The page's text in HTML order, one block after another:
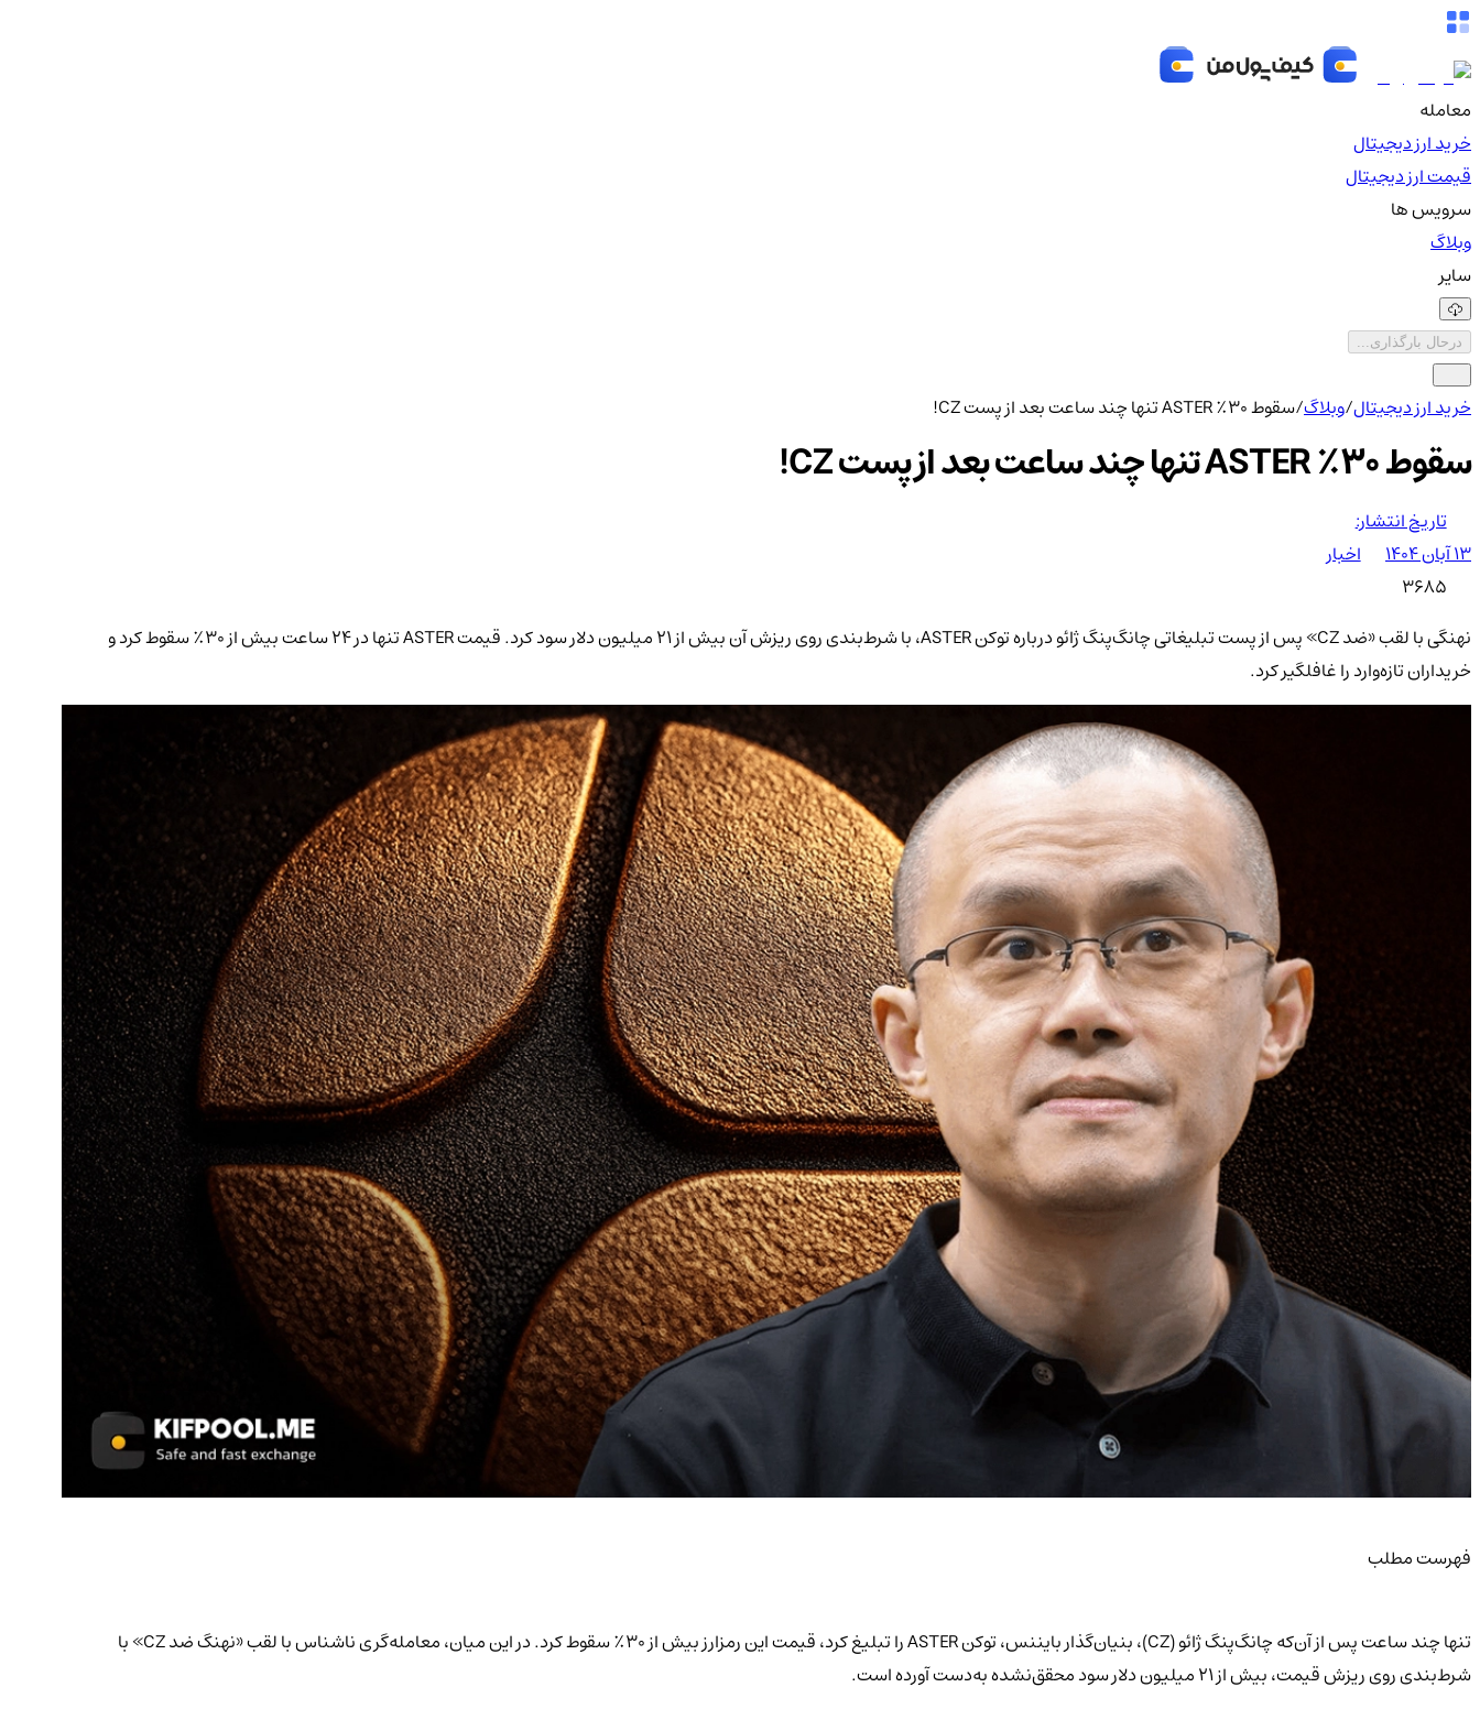
معامله
خرید ارز دیجیتال
قیمت ارز دیجیتال
سرویس ها
وبلاگ
سایر
درحال بارگذاری...
خرید ارز دیجیتال/وبلاگ/سقوط ۳۰٪ ASTER تنها چند ساعت بعد از پست CZ!
سقوط ۳۰٪ ASTER تنها چند ساعت بعد از پست CZ!
تاریخ انتشار:
۱۳ آبان ۱۴۰۴
اخبار
3685
نهنگی با لقب «ضد CZ» پس از پست تبلیغاتی چانگ‌پنگ ژائو درباره توکن ASTER، با شرط‌بندی روی ریزش آن بیش از ۲۱ میلیون دلار سود کرد. قیمت ASTER تنها در ۲۴ ساعت بیش از ۳۰٪ سقوط کرد و
خریداران تازه‌وارد را غافلگیر کرد.
فهرست مطلب
تنها چند ساعت پس از آن‌که چانگ‌پنگ ژائو (CZ)، بنیان‌گذار بایننس، توکن ASTER را تبلیغ کرد، قیمت این رمزارز بیش از ۳۰٪ سقوط کرد. در این میان، معامله‌گری ناشناس با لقب «نهنگ ضد CZ» با
شرط‌بندی روی ریزش قیمت، بیش از ۲۱ میلیون دلار سود محقق‌نشده به‌دست آورده است.